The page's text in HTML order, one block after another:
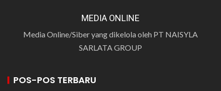
MEDIA ONLINE
Media Online/Siber yang dikelola oleh PT NAISYLA
SARLATA GROUP
POS-POS TERBARU